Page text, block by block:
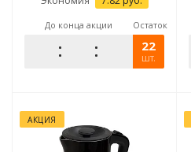
До конца акции Остаток
22
шт.
АКЦИЯ